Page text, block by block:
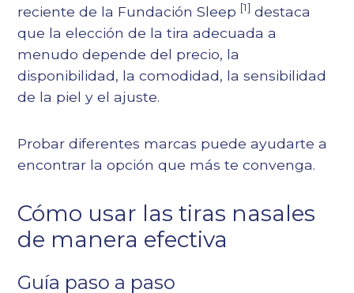
reciente de la Fundación Sleep [1] destaca
que la elección de la tira adecuada a
menudo depende del precio, la
disponibilidad, la comodidad, la sensibilidad
de la piel y el ajuste.
Probar diferentes marcas puede ayudarte a
encontrar la opción que más te convenga.
Cómo usar las tiras nasales
de manera efectiva
Guía paso a paso